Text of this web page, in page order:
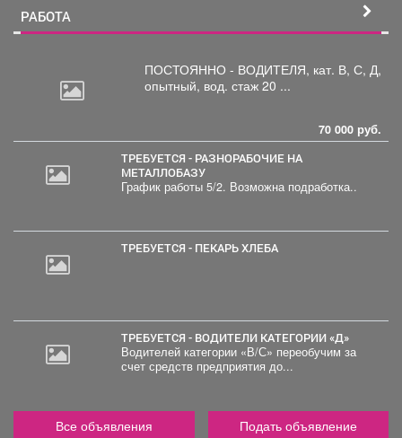
РАБОТА
ПОСТОЯННО - ВОДИТЕЛЯ, кат. В, С, Д,
опытный, вод. стаж 20 ...
70 000 руб.
ТРЕБУЕТСЯ - РАЗНОРАБОЧИЕ НА
МЕТАЛЛОБАЗУ
График работы 5/2. Возможна подработка..
ТРЕБУЕТСЯ - ПЕКАРЬ ХЛЕБА
ТРЕБУЕТСЯ - ВОДИТЕЛИ КАТЕГОРИИ «Д»
Водителей категории «В/С» переобучим за
счет средств предприятия до...
Все объявления Подать объявление